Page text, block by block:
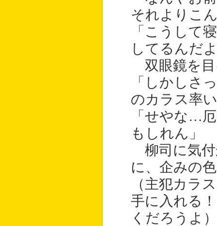
それよりこ
「こうして
してるんだ
双眼鏡を目
「しかしさ
のカラス率
「せやな…
もしれん」
柳司に気付
に、企みの
（主犯カラ
手に入れる
くだろうよ）